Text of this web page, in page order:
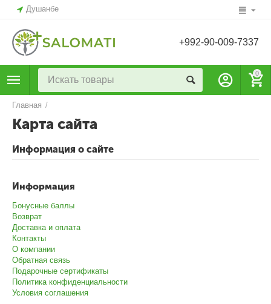
Душанбе
+992-90-009-7337
0
Главная /
Карта сайта
Информация о сайте
Информация
Бонусные баллы
Возврат
Доставка и оплата
Контакты
О компании
Обратная связь
Подарочные сертификаты
Политика конфиденциальности
Условия соглашения